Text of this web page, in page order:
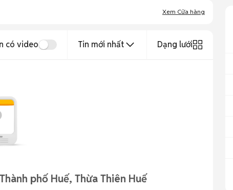
Xem Cửa hàng
có video Tin mới nhất Dạng lưới
phố Huế, Thừa Thiên Huế